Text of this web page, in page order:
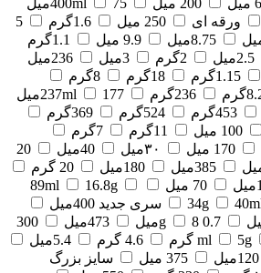
200 میل 400ml
75میل
ورقه ای 250 میل 1.6گرم
5
8.75میل 9.9 میل
1.1گرم
2.5میل 2گرم 3میل
236میل
1.15گرم 18گرم
8گرم
236گرم 237ml
177میل
453گرم 524گرم
369گرم
100 میل 11گرم
7گرم
170 میل ۳۰میل 40میل
20
385میل 180میل
20 گرم
70 میل 89ml
16.8g
34g
سری جدید 400میل
0.7 g 8میل 473میل
300
ml
5g 4.6 گرم
5.4میل
120میل 375 میل
سایز بزرگ